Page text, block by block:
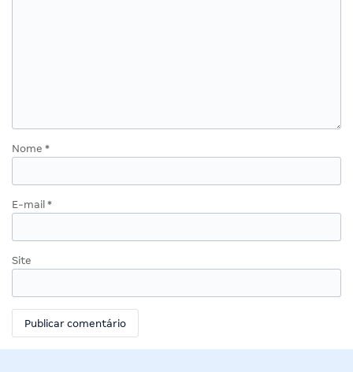
Nome *
E-mail *
Site